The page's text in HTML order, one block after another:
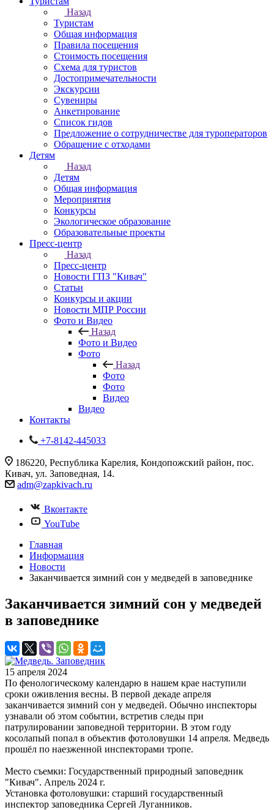
Назад
Туристам
Общая информация
Правила посещения
Стоимость посещения
Схема для туристов
Достопримечательности
Экскурсии
Сувениры
Анкетирование
Список гидов
Предложение о сотрудничестве для туроператоров
Обращение с отходами
Детям
Назад
Детям
Общая информация
Мероприятия
Конкурсы
Экологическое образование
Образовательные проекты
Пресс-центр
Назад
Пресс-центр
Новости ГПЗ "Кивач"
Статьи
Конкурсы и акции
Новости МПР России
Фото и Видео
Назад
Фото и Видео
Фото
Назад
Фото
Фото
Видео
Видео
Контакты
+7-8142-445033
186220, Республика Карелия, Кондопожский район, пос.
Кивач, ул. Заповедная, 14.
adm@zapkivach.ru
Вконтакте
YouTube
Главная
Информация
Новости
Заканчивается зимний сон у медведей в заповеднике
Заканчивается зимний сон у медведей
в заповеднике
15 апреля 2024
По фенологическому календарю в нашем крае наступили
сроки оживления весны. В первой декаде апреля
заканчивается зимний сон у медведей. Обычно инспекторы
узнавали об этом событии, встретив следы при
патрулировании заповедной территории. В этом году
косолапый попал в объектив фотоловушки 14 апреля. Медведь
прошёл по наезженной инспекторами тропе.
Место съемки: Государственный природный заповедник
"Кивач". Апрель 2024 г.
Установка фотоловушки: старший государственный
инспектор заповедника Сергей Луганников.